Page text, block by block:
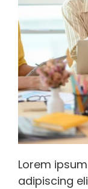
Lorem
adipiscing